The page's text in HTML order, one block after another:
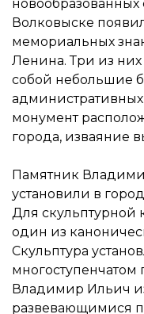
новообразованных
Волковыске
мемориальных
Ленина. Три из
собой небольшие
монумент
города, изваяние
Памятник
установили в
Для скульптурной
один из
Скульптура
многоступенчатом
Владимир Ильич
развевающимися